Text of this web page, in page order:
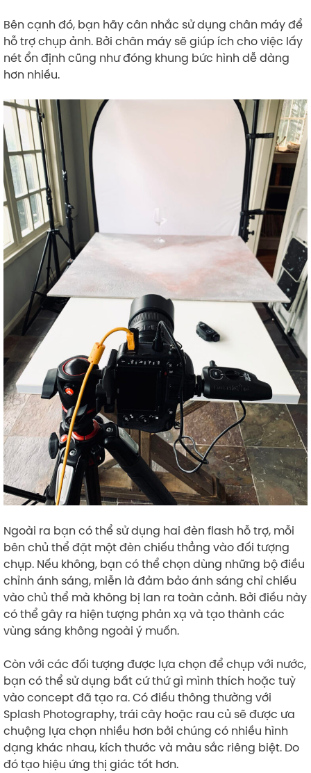
Bên cạnh đó, bạn hãy cân nhắc sử dụng chân máy để
hỗ trợ chụp ảnh. Bởi chân máy sẽ giúp ích cho việc lấy
nét ổn định cũng như đóng khung bức hình dễ dàng
hơn nhiều.
Ngoài ra bạn có thể sử dụng hai đèn flash hỗ trợ, mỗi
bên chủ thể đặt một đèn chiếu thẳng vào đối tượng
chụp. Nếu không, bạn có thể chọn dùng những bộ điều
chỉnh ánh sáng, miễn là đảm bảo ánh sáng chỉ chiếu
vào chủ thể mà không bị lan ra toàn cảnh. Bởi điều này
có thể gây ra hiện tượng phản xạ và tạo thành các
vùng sáng không ngoài ý muốn.
Còn với các đối tượng được lựa chọn để chụp với nước,
bạn có thể sử dụng bất cứ thứ gì mình thích hoặc tuỳ
vào concept đã tạo ra. Có điều thông thường với
Splash Photography, trái cây hoặc rau củ sẽ được ưa
chuộng lựa chọn nhiều hơn bởi chúng có nhiều hình
dạng khác nhau, kích thước và màu sắc riêng biệt. Do
đó tạo hiệu ứng thị giác tốt hơn.